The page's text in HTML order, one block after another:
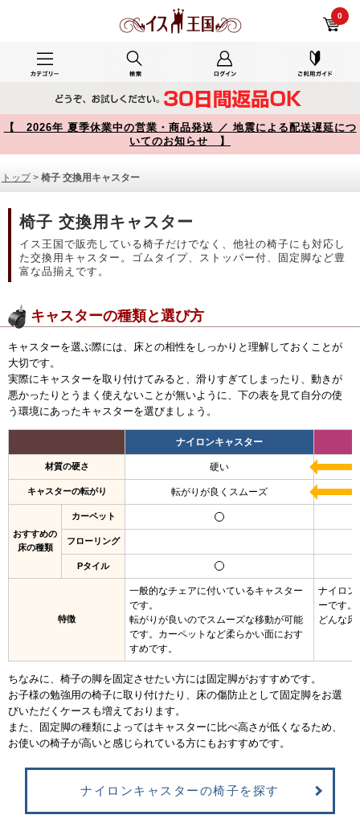
0
【 2026年 夏季休業中の営業・商品発送 ／ 地震による配送遅延につ
いてのお知らせ 】
トップ> 椅子 交換用キャスター
椅子 交換用キャスター
イス王国で販売している椅子だけでなく、他社の椅子にも対応し
た交換用キャスター。ゴムタイプ、ストッパー付、固定脚など豊
富な品揃えです。
キャスターの種類と選び方
キャスターを選ぶ際には、床との相性をしっかりと理解しておくことが
大切です。
実際にキャスターを取り付けてみると、滑りすぎてしまったり、動きが
悪かったりとうまく使えないことが無いように、 下の表を見て自分の使
う環境にあったキャスターを選びましょう。
ナイロンキャスター
材質の硬さ 硬い
キャスターの転がり 転がりが良くスムーズ
おすすめの
床の種類
カーペット
フローリング
Pタイル
特徴
一般的なチェアに付いているキャスター
です。
転がりが良いのでスムーズな移動が可能
です。カーペットなど柔らかい面におす
すめです。
ナイロン
ーです。
どんな
ちなみに、椅子の脚を固定させたい方には固定脚がおすすめです。
お子様の勉強用の椅子に取り付けたり、床の傷防止として固定脚をお選
びいただくケースも増えております。
また、固定脚の種類によってはキャスターに比べ高さが低くなるため、
お使いの椅子が高いと感じられている方にもおすすめです。
ナイロンキャスターの椅子を探す